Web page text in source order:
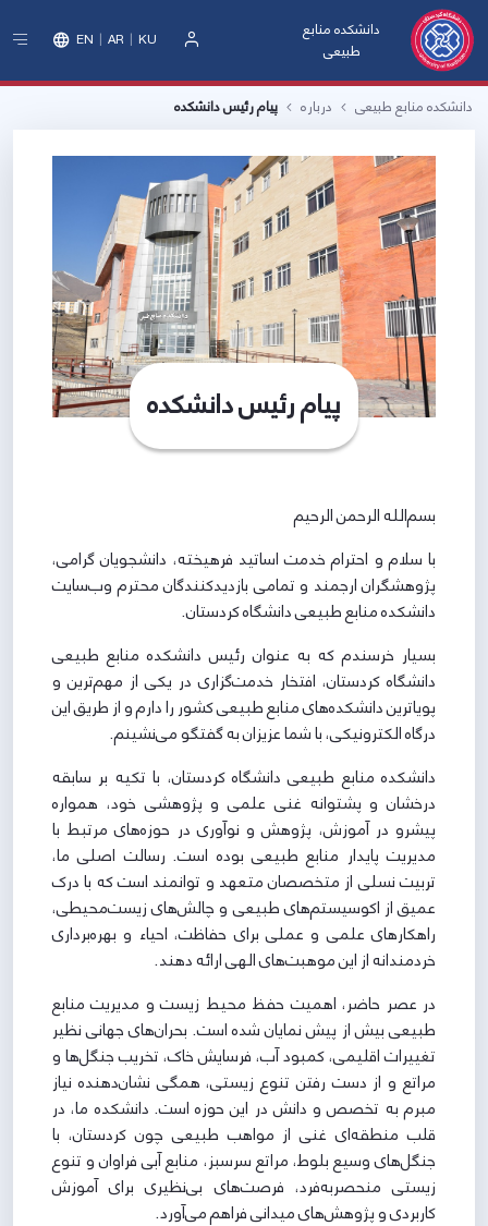
دانشکده منابع
طبیعی
EN AR KU
دانشکده منابع طبیعی درباره پیام رئیس دانشکده
پیام رئیس دانشکده
بسم‌الله الرحمن الرحیم
با سلام و احترام خدمت اساتید فرهیخته، دانشجویان گرامی،
پژوهشگران ارجمند و تمامی بازدیدکنندگان محترم وب‌سایت
دانشکده منابع طبیعی دانشگاه کردستان.
بسیار خرسندم که به عنوان رئیس دانشکده منابع طبیعی
دانشگاه کردستان، افتخار خدمت‌گزاری در یکی از مهم‌ترین و
پویاترین دانشکده‌های منابع طبیعی کشور را دارم و از طریق این
درگاه الکترونیکی، با شما عزیزان به گفتگو می‌نشینم.
دانشکده منابع طبیعی دانشگاه کردستان، با تکیه بر سابقه
درخشان و پشتوانه غنی علمی و پژوهشی خود، همواره
پیشرو در آموزش، پژوهش و نوآوری در حوزه‌های مرتبط با
مدیریت پایدار منابع طبیعی بوده است. رسالت اصلی ما،
تربیت نسلی از متخصصان متعهد و توانمند است که با درک
عمیق از اکوسیستم‌های طبیعی و چالش‌های زیست‌محیطی،
راهکارهای علمی و عملی برای حفاظت، احیاء و بهره‌برداری
خردمندانه از این موهبت‌های الهی ارائه دهند.
در عصر حاضر، اهمیت حفظ محیط زیست و مدیریت منابع
طبیعی بیش از پیش نمایان شده است. بحران‌های جهانی نظیر
تغییرات اقلیمی، کمبود آب، فرسایش خاک، تخریب جنگل‌ها و
مراتع و از دست رفتن تنوع زیستی، همگی نشان‌دهنده نیاز
مبرم به تخصص و دانش در این حوزه است. دانشکده ما، در
قلب منطقه‌ای غنی از مواهب طبیعی چون کردستان، با
جنگل‌های وسیع بلوط، مراتع سرسبز، منابع آبی فراوان و تنوع
زیستی منحصربه‌فرد، فرصت‌های بی‌نظیری برای آموزش
کاربردی و پژوهش‌های میدانی فراهم می‌آورد.